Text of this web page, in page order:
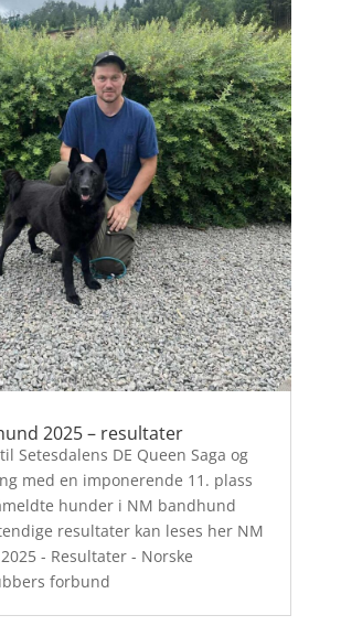
2025 – resultater
Setesdalens DE Queen Saga og
med en imponerende 11. plass
hunder i NM bandhund
resultater kan leses her NM
- Resultater - Norske
forbund